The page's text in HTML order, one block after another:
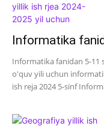
Informatika
Informatika fanidan 5-11
o'quv yili uchun
ish reja 2024 5-sinf